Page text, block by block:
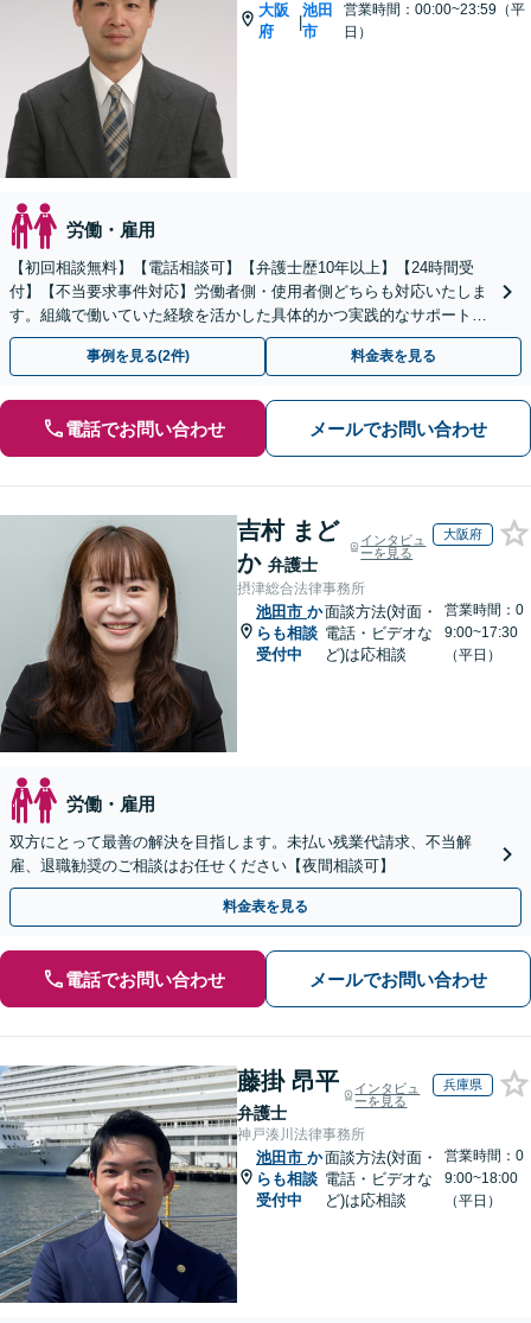
大阪
府
|
池田
市
営業時間：00:00~23:59（平
日）
労働・雇用
【初回相談無料】【電話相談可】【弁護士歴10年以上】【24時間受
付】【不当要求事件対応】労働者側・使用者側どちらも対応いたしま
す。組織で働いていた経験を活かした具体的かつ実践的なサポートが
可能です。有利に解決するためにもぜひご相談ください
事例を見る(2件) 料金表を見る
電話でお問い合わせ メールでお問い合わせ
吉村 まど
か 弁護士
インタビュ
ーを見る
大阪府
摂津総合法律事務所
池田市 か
らも相談
受付中
面談方法(対面・
電話・ビデオな
ど)は応相談
営業時間：0
9:00~17:30
（平日）
労働・雇用
双方にとって最善の解決を目指します。未払い残業代請求、不当解
雇、退職勧奨のご相談はお任せください【夜間相談可】
料金表を見る
電話でお問い合わせ メールでお問い合わせ
藤掛 昂平
弁護士
インタビュ
ーを見る
兵庫県
神戸湊川法律事務所
池田市 か
らも相談
受付中
面談方法(対面・
電話・ビデオな
ど)は応相談
営業時間：0
9:00~18:00
（平日）